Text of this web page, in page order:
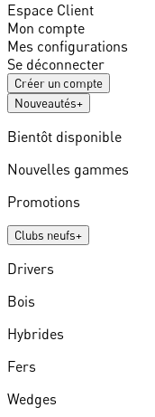
Espace Client
Mon compte
Mes configurations
Se déconnecter
Créer un compte
Nouveautés+
Bientôt disponible
Nouvelles gammes
Promotions
Clubs neufs+
Drivers
Bois
Hybrides
Fers
Wedges